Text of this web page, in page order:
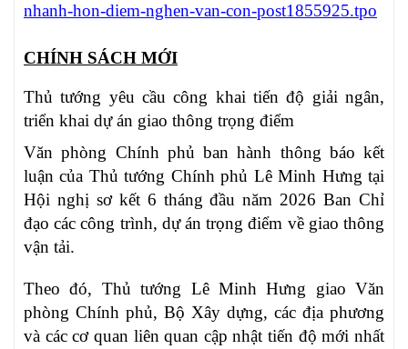
nhanh-hon-diem-nghen-van-con-post1855925.tpo
CHÍNH SÁCH MỚI
Thủ tướng yêu cầu công khai tiến độ giải ngân,
triển khai dự án giao thông trọng điểm
Văn phòng Chính phủ ban hành thông báo kết
luận của Thủ tướng Chính phủ Lê Minh Hưng tại
Hội nghị sơ kết 6 tháng đầu năm 2026 Ban Chỉ
đạo các công trình, dự án trọng điểm về giao thông
vận tải.
Theo đó, Thủ tướng Lê Minh Hưng giao Văn
phòng Chính phủ, Bộ Xây dựng, các địa phương
và các cơ quan liên quan cập nhật tiến độ mới nhất